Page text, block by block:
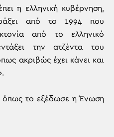
η ελληνική κυβέρνηση,
από το 1994 που
από το ελληνικό
την ατζέντα του
ακριβώς έχει κάνει και
όπως το εξέδωσε η Ένωση